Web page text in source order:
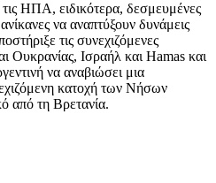
ΗΠΑ, ειδικότερα, δεσμευμένες
να αναπτύξουν δυνάμεις
τις συνεχιζόμενες
Ουκρανίας, Ισραήλ και Hamas και
να αναβιώσει μια
κατοχή των Νήσων
από τη Βρετανία.